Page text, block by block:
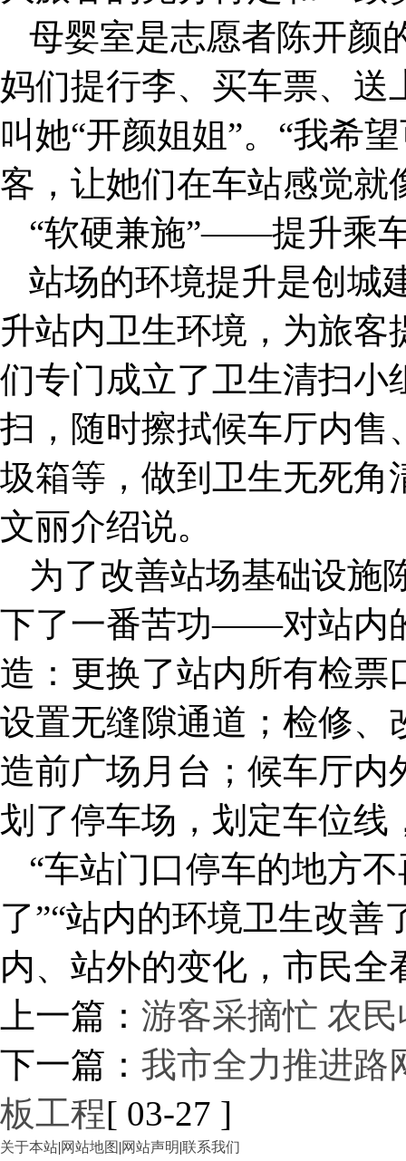
母婴室是志愿者陈开颜
妈们提行李、买车票、送
叫她“开颜姐姐”。“我希
客，让她们在车站感觉就
“软硬兼施”——提升乘
站场的环境提升是创城
升站内卫生环境，为旅
们专门成立了卫生清扫小
扫，随时擦拭候车厅内售
圾箱等，做到卫生无死角
文丽介绍说。
为了改善站场基础设施
下了一番苦功——对站内
造：更换了站内所有检票
设置无缝隙通道；检修、
造前广场月台；候车厅内
划了停车场，划定车位线
“车站门口停车的地方
了”“站内的环境卫生改
内、站外的变化，市民全
上一篇： 游客采摘忙 农
下一篇： 我市全力推进路
板工程[ 03-27 ]
关于本站|网站地图 |网站声明|联系我们